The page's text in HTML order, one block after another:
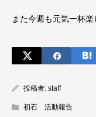
また今週も元気一杯楽
投稿者: staff
初石 活動報告